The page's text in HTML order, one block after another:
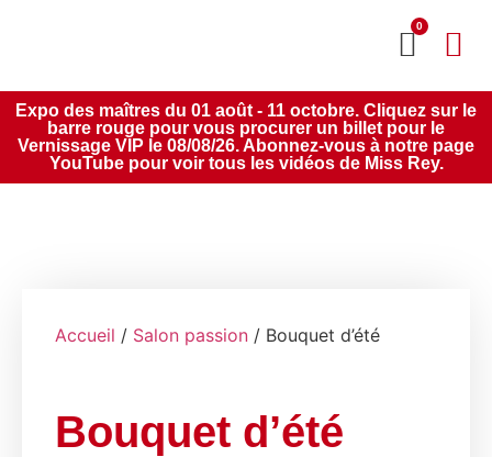
0
Expo des maîtres du 01 août - 11 octobre. Cliquez sur le
barre rouge pour vous procurer un billet pour le
Vernissage VIP le 08/08/26. Abonnez-vous à notre page
YouTube pour voir tous les vidéos de Miss Rey.
Accueil / Salon passion / Bouquet d’été
Bouquet d’été